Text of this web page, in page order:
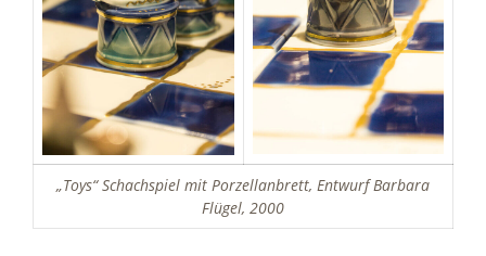
„Toys“ Schachspiel mit Porzellanbrett, Entwurf Barbara
Flügel, 2000